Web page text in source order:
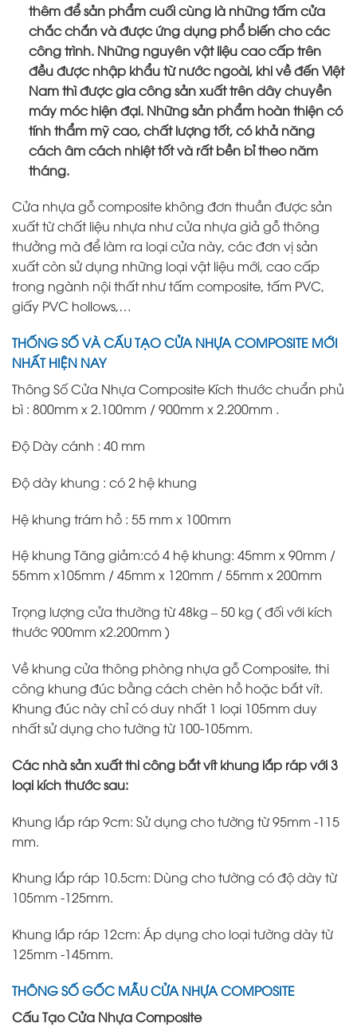
thêm để sản phẩm cuối cùng là những tấm cửa
chắc chắn và được ứng dụng phổ biến cho các
công trình. Những nguyên vật liệu cao cấp trên
đều được nhập khẩu từ nước ngoài, khi về đến Việt
Nam thì được gia công sản xuất trên dây chuyền
máy móc hiện đại. Những sản phẩm hoàn thiện có
tính thẩm mỹ cao, chất lượng tốt, có khả năng
cách âm cách nhiệt tốt và rất bền bỉ theo năm
tháng.
Cửa nhựa gỗ composite không đơn thuần được sản
xuất từ chất liệu nhựa như cửa nhựa giả gỗ thông
thưởng mà để làm ra loại cửa này, các đơn vị sản
xuất còn sử dụng những loại vật liệu mới, cao cấp
trong ngành nội thất như tấm composite, tấm PVC,
giấy PVC hollows,…
THỐNG SỐ VÀ CẤU TẠO CỬA NHỰA COMPOSITE MỚI
NHẤT HIỆN NAY
Thông Số Cửa Nhựa Composite Kích thước chuẩn phủ
bì : 800mm x 2.100mm / 900mm x 2.200mm .
Độ Dày cánh : 40 mm
Độ dày khung : có 2 hệ khung
Hệ khung trám hồ : 55 mm x 100mm
Hệ khung Tăng giảm:có 4 hệ khung: 45mm x 90mm /
55mm x105mm / 45mm x 120mm / 55mm x 200mm
Trọng lượng cửa thường từ 48kg – 50 kg ( đối với kích
thước 900mm x2.200mm )
Về khung cửa thông phòng nhựa gỗ Composite, thi
công khung đúc bằng cách chèn hồ hoặc bắt vít.
Khung đúc này chỉ có duy nhất 1 loại 105mm duy
nhất sử dụng cho tường từ 100-105mm.
Các nhà sản xuất thi công bắt vít khung lắp ráp với 3
loại kích thước sau:
Khung lắp ráp 9cm: Sử dụng cho tường từ 95mm -115
mm.
Khung lắp ráp 10.5cm: Dùng cho tường có độ dày từ
105mm -125mm.
Khung lắp ráp 12cm: Áp dụng cho loại tường dày từ
125mm -145mm.
THÔNG SỐ GỐC MẪU CỬA NHỰA COMPOSITE
Cấu Tạo Cửa Nhựa Composite